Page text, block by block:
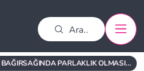
ULTRASONDA BEBEĞIN BAĞIRSAĞINDA PARLAKLIK OLMASI NE ANLAMA GELIYOR?